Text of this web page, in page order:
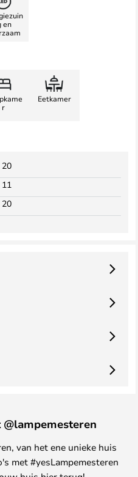
en
r
Eetkamer
11
20
20
van het ene unieke huis
met #yesLampemesteren